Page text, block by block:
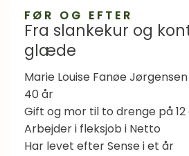
Proteiner i praksis
Sense gennem 10 år
Sense Stories
Spørgeforum
Sundhed
Vægttab
FØR OG EFTER
Fra slankekur og
glæde
Marie Louise Fanøe Jørgensen
40 år
Gift og mor til to drenge på 12
Arbejder i fleksjob i Netto
Har levet efter Sense i et år